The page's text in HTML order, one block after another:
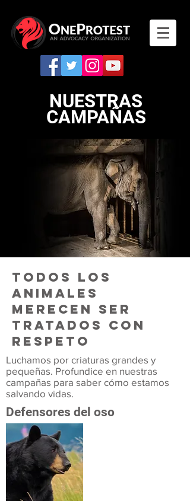
NUESTRAS
CAMPAÑAS
todos los
ANIMALES
merecen ser
tratados con
respeto
Luchamos por criaturas grandes y
pequeñas. Profundice en nuestras
campañas para saber cómo estamos
salvando vidas.
Defensores del oso